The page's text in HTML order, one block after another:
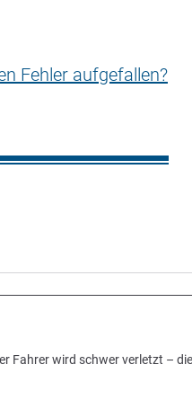
Fehler aufgefallen?
Fahrer wird schwer verletzt –